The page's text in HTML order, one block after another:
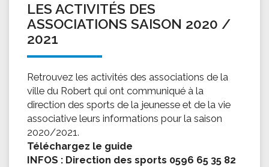
LES ACTIVITÉS DES
ASSOCIATIONS SAISON 2020 /
2021
Retrouvez les activités des associations de la
ville du Robert qui ont communiqué à la
direction des sports de la jeunesse et de la vie
associative leurs informations pour la saison
2020/2021.
Téléchargez le guide
INFOS : Direction des sports 0596 65 35 82